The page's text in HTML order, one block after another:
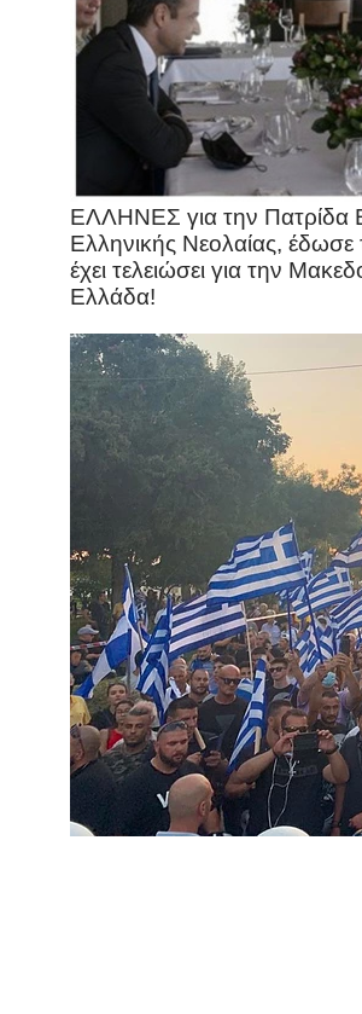
ΕΛΛΗΝΕΣ για την Πατρίδα
Ελληνικής Νεολαίας, έδωσε
έχει τελειώσει για την
Ελλάδα!